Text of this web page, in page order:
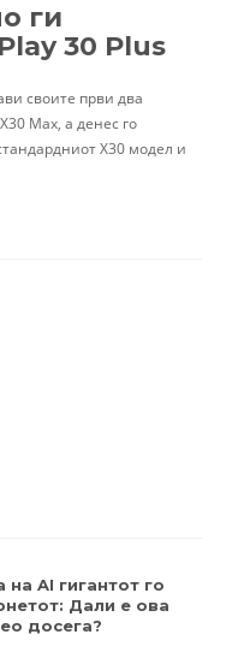
ги
30 Plus
своите први два
Max, а денес го
X30 модел и
AI гигантот го
Дали е ова
досега?